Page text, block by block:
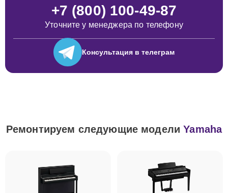
+7 (800) 100-49-87
Уточните у менеджера по телефону
Консультация в телеграм
Ремонтируем следующие моделиYamaha